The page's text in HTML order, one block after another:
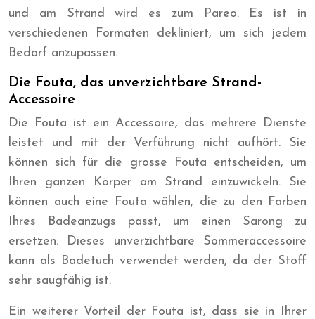
und am Strand wird es zum Pareo. Es ist in
verschiedenen Formaten dekliniert, um sich jedem
Bedarf anzupassen.
Die Fouta, das unverzichtbare Strand-
Accessoire
Die Fouta ist ein Accessoire, das mehrere Dienste
leistet und mit der Verführung nicht aufhört. Sie
können sich für die grosse Fouta entscheiden, um
Ihren ganzen Körper am Strand einzuwickeln. Sie
können auch eine Fouta wählen, die zu den Farben
Ihres Badeanzugs passt, um einen Sarong zu
ersetzen. Dieses unverzichtbare Sommeraccessoire
kann als Badetuch verwendet werden, da der Stoff
sehr saugfähig ist.
Ein weiterer Vorteil der Fouta ist, dass sie in Ihrer